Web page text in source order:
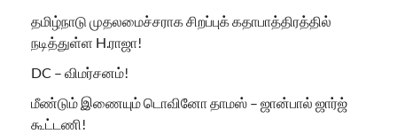
தமிழ்நாடு முதலமைச்சராக சிறப்புக் கதாபாத்திரத்தில்
நடித்துள்ள H.ராஜா!
DC – விமர்சனம்!
மீண்டும் இணையும் டொவினோ தாமஸ் – ஜான்பால் ஜார்ஜ்
கூட்டணி!